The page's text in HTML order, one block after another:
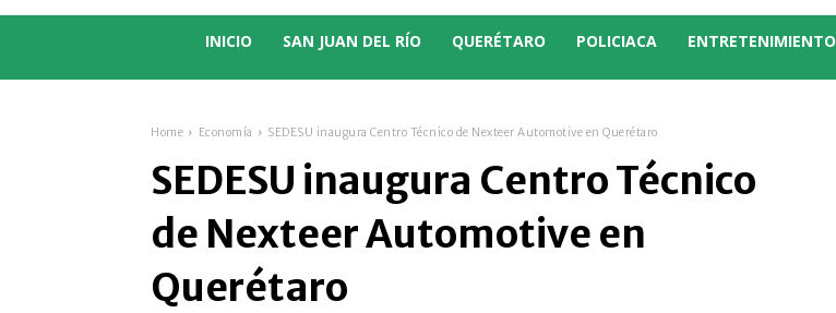
INICIO SAN JUAN DEL RÍO QUERÉTARO POLICIACA ENTRETENIMIENTO
Home Economía SEDESU inaugura Centro Técnico de Nexteer Automotive en Querétaro
SEDESU inaugura Centro Técnico
de Nexteer Automotive en
Querétaro